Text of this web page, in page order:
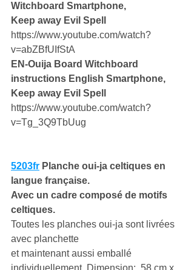
Witchboard Smartphone,
Keep away Evil Spell
https://www.youtube.com/watch?
v=abZBfUIfStA
EN-Ouija Board Witchboard
instructions English Smartphone,
Keep away Evil Spell
https://www.youtube.com/watch?
v=Tg_3Q9TbUug
5203fr Planche oui-ja celtiques en
langue française.
Avec un cadre composé de motifs
celtiques.
Toutes les planches oui-ja sont livrées
avec planchette
et maintenant aussi emballé